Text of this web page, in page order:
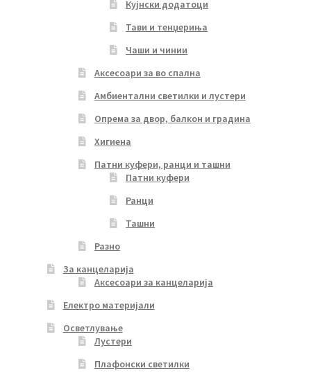
Кујнски додатоци
Тави и тенџериња
Чаши и чинии
Аксесоари за во спална
Амбиентални светилки и лустери
Опрема за двор, балкон и градина
Хигиена
Патни куфери, ранци и ташни
Патни куфери
Ранци
Ташни
Разно
За канцеларија
Аксесоари за канцеларија
Електро материјали
Осветлување
Лустери
Плафонски светилки